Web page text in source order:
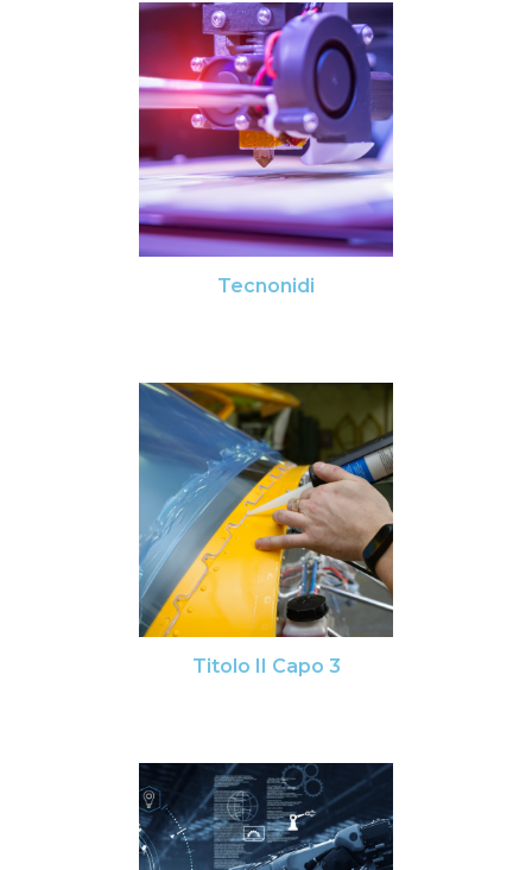
Tecnonidi
Titolo II Capo 3